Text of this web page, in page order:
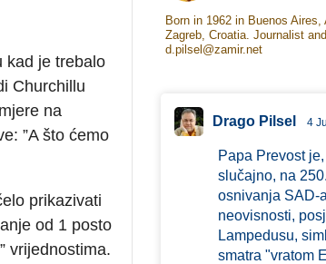
kad je trebalo
Churchillu
na
”A što ćemo
prikazivati
od 1 posto
vrijednostima.
Born in 1962 in Buenos
Zagreb, Croatia. Journalist
d.pilsel@zamir.net
Drago Pilsel 4 Jul
Papa Prevost
slučajno, na
osnivanja SAD-
neovisnosti,
Lampedusu,
smatra "vratom